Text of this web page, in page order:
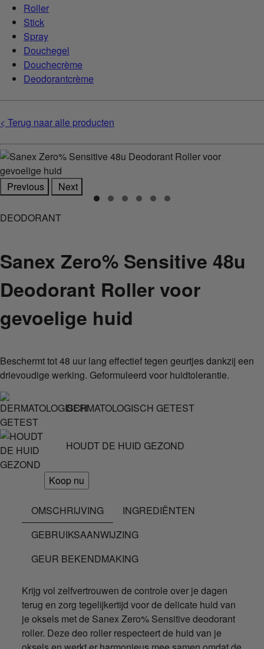
Roller
Stick
Spray
Douchegel
Douchecrème
Deodorantcrème
< Terug naar alle producten
Previous Next
DEODORANT
Sanex Zero% Sensitive 48u
Deodorant Roller voor
gevoelige huid
Beschermt tot 48 uur lang effectief tegen geurtjes dankzij een
drievoudige werking. Geformuleerd voor huidtolerantie.
DERMATOLOGISCH GETEST
HOUDT DE HUID GEZOND
Koop nu
OMSCHRIJVING
INGREDIËNTEN
GEBRUIKSAANWIJZING
GEUR BEKENDMAKING
Krijg vol zelfvertrouwen de controle over je dagen
terug en zorg tegelijkertijd voor de delicate huid van
je oksels met de Sanex Zero% Sensitive deodorant
roller. Deze deo roller respecteert de huid van je